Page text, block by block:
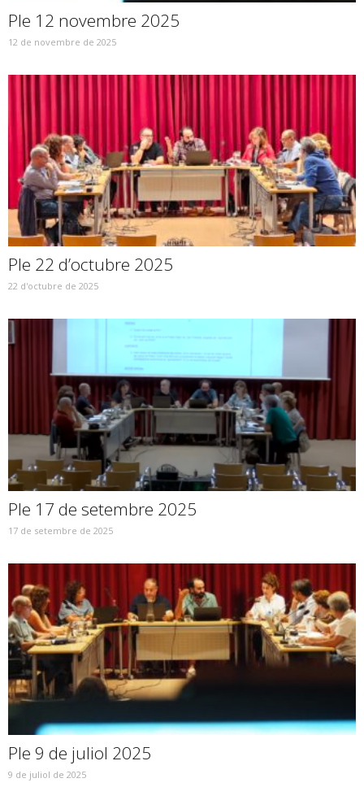
Ple 12 novembre 2025
12 de novembre de 2025
Ple 22 d’octubre 2025
22 d'octubre de 2025
Ple 17 de setembre 2025
17 de setembre de 2025
Ple 9 de juliol 2025
9 de juliol de 2025